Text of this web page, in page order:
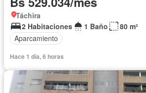
Táchira
2 Habitaciones
1 Baño
80 m²
Aparcamiento
Hace 1 día, 6 horas